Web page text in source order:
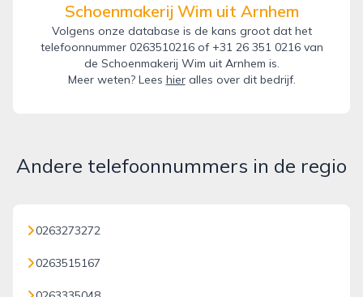
Schoenmakerij Wim uit Arnhem
Volgens onze database is de kans groot dat het
telefoonnummer 0263510216 of +31 26 351 0216 van
de Schoenmakerij Wim uit Arnhem is.
Meer weten? Lees hieralles over dit bedrijf.
Andere telefoonnummers in de regio
0263273272
0263515167